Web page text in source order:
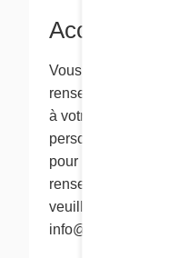
Accès
Vous pouvez
renseignements
à votre sujet. Afin de
personnels que nous
pour nous demander
renseignements ou
veuillez communiquer
info@chezcora.com.